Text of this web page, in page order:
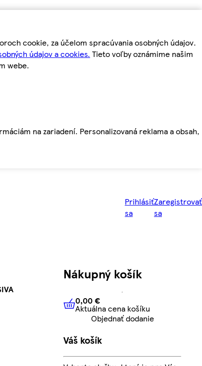
cookie, za účelom spracúvania osobných údajov.
údajov a cookies. Tieto voľby oznámime našim
webe.
na zariadení. Personalizovaná reklama a obsah,
Prihlásiť
sa
Zaregistrovať
sa
Nákupný košík
0,00 € Aktuálna cena košíku
0,00 €
Aktuálna cena košíku
Objednať dodanie
Váš košík